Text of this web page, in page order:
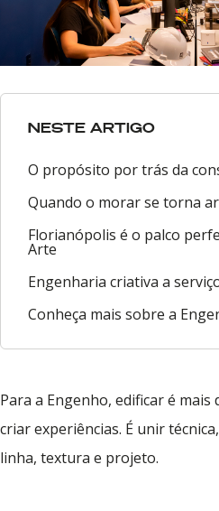
Para a Engenho, edificar é
criar experiências. É unir
linha, textura e projeto.
NESTE ARTIGO
O propósito por trás da
Quando o morar se torna
Florianópolis é o palco
Arte
Engenharia criativa a
Conheça mais sobre a